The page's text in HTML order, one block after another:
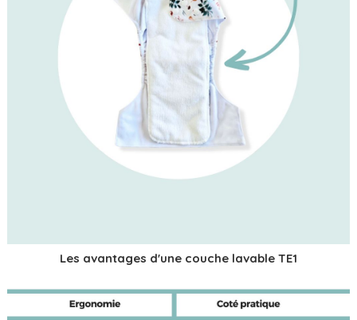
Les avantages d'une couche lavable TE1